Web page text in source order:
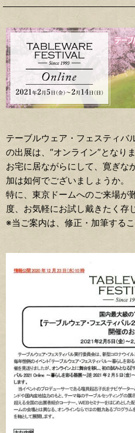
テーブルウェア・フェスティバ
の出展は、“オンライン”となり
お宅に居ながらにして、寛ぎな
加は如何でございましょうか。
特に、東京ドームへのご来場が
度、お気軽にお試し戴きたく存
※当ご案内は、修正・加筆するこ